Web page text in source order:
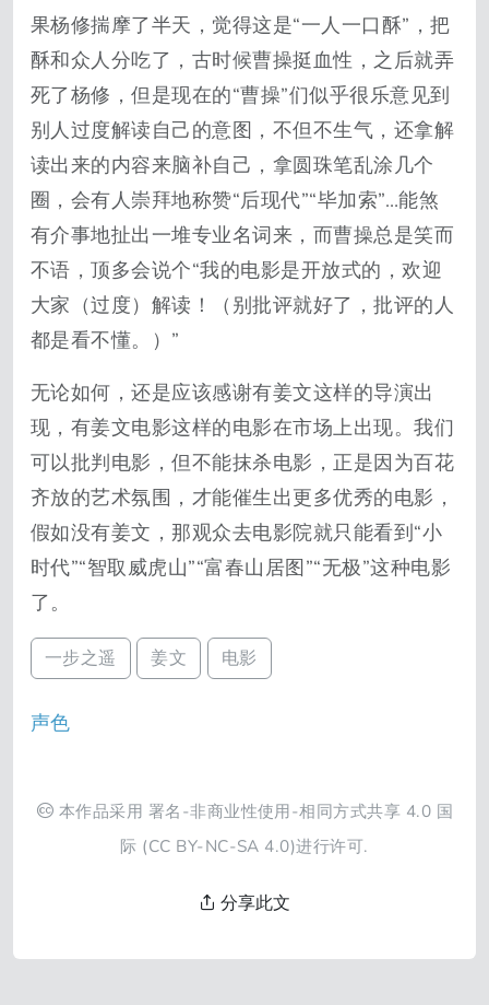
果杨修揣摩了半天，觉得这是“一人一口酥”，把
酥和众人分吃了，古时候曹操挺血性，之后就弄
死了杨修，但是现在的“曹操”们似乎很乐意见到
别人过度解读自己的意图，不但不生气，还拿解
读出来的内容来脑补自己，拿圆珠笔乱涂几个
圈，会有人崇拜地称赞“后现代”“毕加索”…能煞
有介事地扯出一堆专业名词来，而曹操总是笑而
不语，顶多会说个“我的电影是开放式的，欢迎
大家（过度）解读！（别批评就好了，批评的人
都是看不懂。）”
无论如何，还是应该感谢有姜文这样的导演出
现，有姜文电影这样的电影在市场上出现。我们
可以批判电影，但不能抹杀电影，正是因为百花
齐放的艺术氛围，才能催生出更多优秀的电影，
假如没有姜文，那观众去电影院就只能看到“小
时代”“智取威虎山”“富春山居图”“无极”这种电影
了。
一步之遥 姜文 电影
声色
本作品采用 署名-非商业性使用-相同方式共享 4.0 国
际 (CC BY-NC-SA 4.0)进行许可.
分享此文